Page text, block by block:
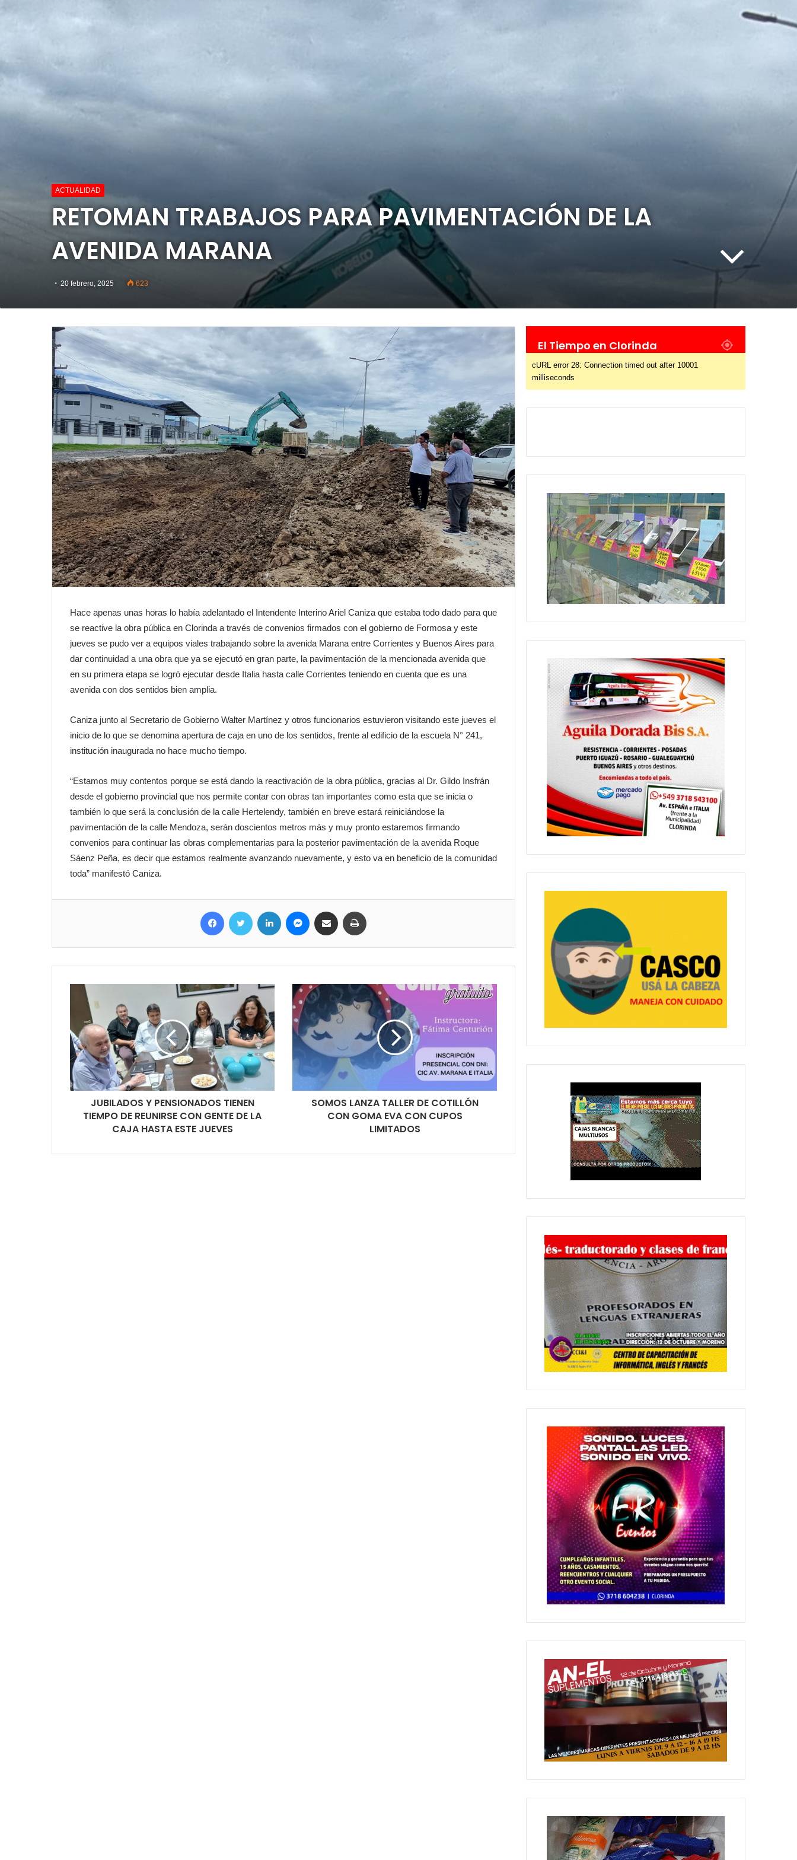
ACTUALIDAD
RETOMAN TRABAJOS PARA PAVIMENTACIÓN DE LA
AVENIDA MARANA
20 febrero, 2025 623
Hace apenas unas horas lo había adelantado el Intendente Interino Ariel Caniza que estaba todo dado para que
se reactive la obra pública en Clorinda a través de convenios firmados con el gobierno de Formosa y este
jueves se pudo ver a equipos viales trabajando sobre la avenida Marana entre Corrientes y Buenos Aires para
dar continuidad a una obra que ya se ejecutó en gran parte, la pavimentación de la mencionada avenida que
en su primera etapa se logró ejecutar desde Italia hasta calle Corrientes teniendo en cuenta que es una
avenida con dos sentidos bien amplia.
Caniza junto al Secretario de Gobierno Walter Martínez y otros funcionarios estuvieron visitando este jueves el
inicio de lo que se denomina apertura de caja en uno de los sentidos, frente al edificio de la escuela N° 241,
institución inaugurada no hace mucho tiempo.
“Estamos muy contentos porque se está dando la reactivación de la obra pública, gracias al Dr. Gildo Insfrán
desde el gobierno provincial que nos permite contar con obras tan importantes como esta que se inicia o
también lo que será la conclusión de la calle Hertelendy, también en breve estará reiniciándose la
pavimentación de la calle Mendoza, serán doscientos metros más y muy pronto estaremos firmando
convenios para continuar las obras complementarias para la posterior pavimentación de la avenida Roque
Sáenz Peña, es decir que estamos realmente avanzando nuevamente, y esto va en beneficio de la comunidad
toda” manifestó Caniza.
JUBILADOS Y PENSIONADOS TIENEN
TIEMPO DE REUNIRSE CON GENTE DE LA
CAJA HASTA ESTE JUEVES
SOMOS LANZA TALLER DE COTILLÓN
CON GOMA EVA CON CUPOS
LIMITADOS
El Tiempo en Clorinda
cURL error 28: Connection timed out after 10001
milliseconds